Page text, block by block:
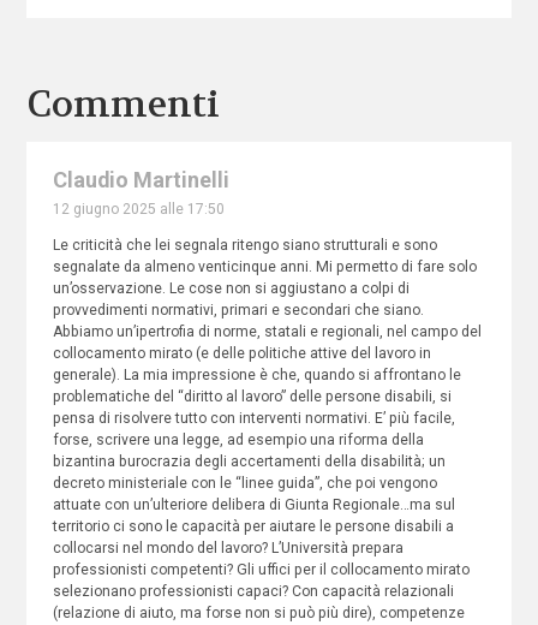
Commenti
Claudio Martinelli
12 giugno 2025 alle 17:50
Le criticità che lei segnala ritengo siano strutturali e sono
segnalate da almeno venticinque anni. Mi permetto di fare solo
un’osservazione. Le cose non si aggiustano a colpi di
provvedimenti normativi, primari e secondari che siano.
Abbiamo un’ipertrofia di norme, statali e regionali, nel campo del
collocamento mirato (e delle politiche attive del lavoro in
generale). La mia impressione è che, quando si affrontano le
problematiche del “diritto al lavoro” delle persone disabili, si
pensa di risolvere tutto con interventi normativi. E’ più facile,
forse, scrivere una legge, ad esempio una riforma della
bizantina burocrazia degli accertamenti della disabilità; un
decreto ministeriale con le “linee guida”, che poi vengono
attuate con un’ulteriore delibera di Giunta Regionale…ma sul
territorio ci sono le capacità per aiutare le persone disabili a
collocarsi nel mondo del lavoro? L’Università prepara
professionisti competenti? Gli uffici per il collocamento mirato
selezionano professionisti capaci? Con capacità relazionali
(relazione di aiuto, ma forse non si può più dire), competenze